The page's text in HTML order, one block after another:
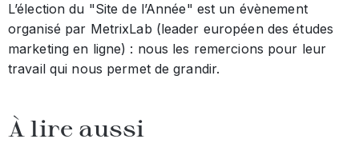
L’élection du "Site de l’Année" est un évènement
organisé par MetrixLab (leader européen des études
marketing en ligne) : nous les remercions pour leur
travail qui nous permet de grandir.
À lire aussi